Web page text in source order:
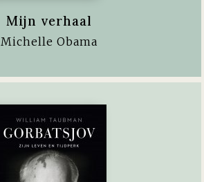
Mijn verhaal
Michelle Obama